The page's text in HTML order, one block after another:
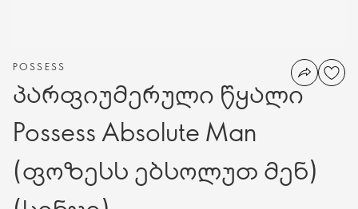
POSSESS
პარფიუმერული წყალი
Possess Absolute Man
(ფოზესს ებსოლუთ მენ)